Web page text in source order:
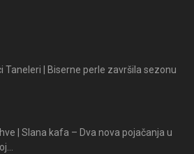
Taneleri | Biserne perle završila sezonu
| Slana kafa – Dva nova pojačanja u